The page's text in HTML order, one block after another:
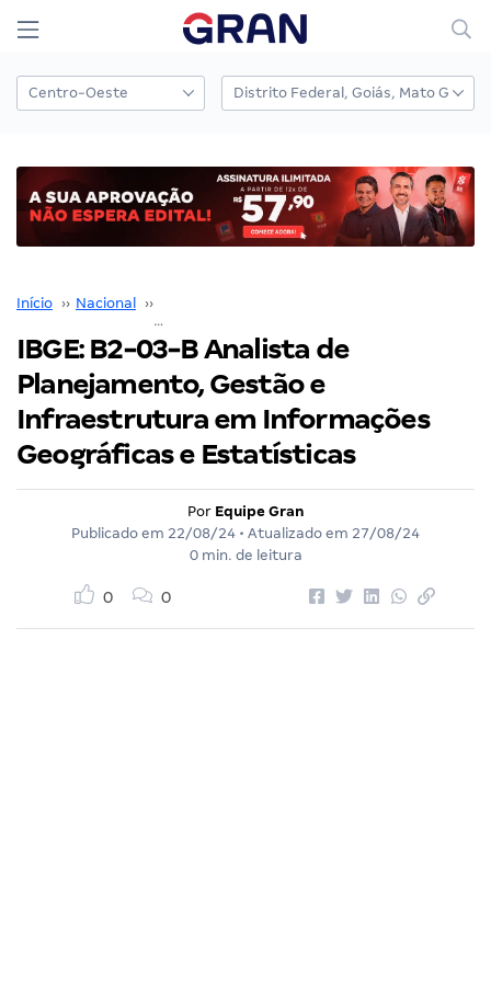
Início ›› Nacional ››
IBGE: B2-03-B Analista de
Planejamento, Gestão e
Infraestrutura em Informações
Geográficas e Estatísticas
Por Equipe Gran
Publicado em 22/08/24 • Atualizado em 27/08/24
0 min. de leitura
0 0